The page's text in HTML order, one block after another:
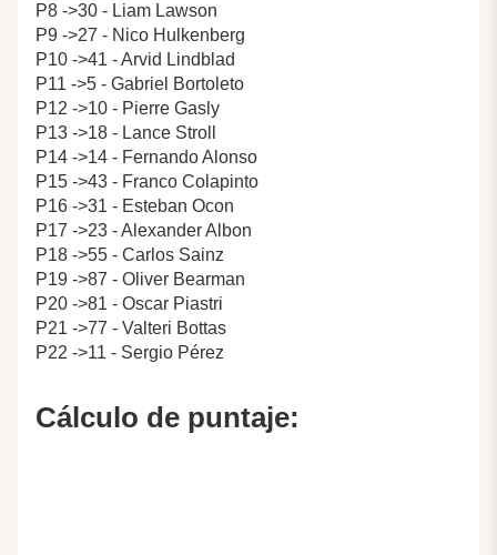
P8 ->30 - Liam Lawson
P9 ->27 - Nico Hulkenberg
P10 ->41 - Arvid Lindblad
P11 ->5 - Gabriel Bortoleto
P12 ->10 - Pierre Gasly
P13 ->18 - Lance Stroll
P14 ->14 - Fernando Alonso
P15 ->43 - Franco Colapinto
P16 ->31 - Esteban Ocon
P17 ->23 - Alexander Albon
P18 ->55 - Carlos Sainz
P19 ->87 - Oliver Bearman
P20 ->81 - Oscar Piastri
P21 ->77 - Valteri Bottas
P22 ->11 - Sergio Pérez
Cálculo de puntaje: